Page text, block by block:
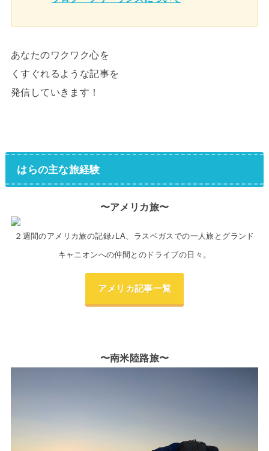
あなたのワクワク心を
くすぐれるような記事を
発信していきます！
はらの主な旅経験
〜アメリカ旅〜
２週間のアメリカ旅の記録♪LA、ラスベガスでの一人旅とグランド
キャニオンへの仲間とのドライブの日々。
アメリカ記事一覧
〜南米陸路旅〜